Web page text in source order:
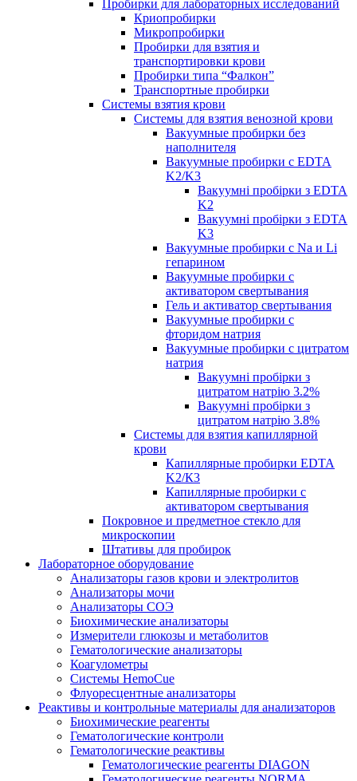
Пробирки для лабораторных исследований
Криопробирки
Микропробирки
Пробирки для взятия и
транспортировки крови
Пробирки типа “Фалкон”
Транспортные пробирки
Системы взятия крови
Системы для взятия венозной крови
Вакуумные пробирки без
наполнителя
Вакуумные пробирки с EDTA
K2/K3
Вакуумні пробірки з EDTA
K2
Вакуумні пробірки з EDTA
K3
Вакуумные пробирки с Na и Li
гепарином
Вакуумные пробирки с
активатором свертывания
Гель и активатор свертывания
Вакуумные пробирки с
фторидом натрия
Вакуумные пробирки с цитратом
натрия
Вакуумні пробірки з
цитратом натрію 3.2%
Вакуумні пробірки з
цитратом натрію 3.8%
Системы для взятия капиллярной
крови
Капиллярные пробирки EDTA
K2/К3
Капиллярные пробирки с
активатором свертывания
Покровное и предметное стекло для
микроскопии
Штативы для пробирок
Лабораторное оборудование
Анализаторы газов крови и электролитов
Анализаторы мочи
Анализаторы СОЭ
Биохимические анализаторы
Измерители глюкозы и метаболитов
Гематологические анализаторы
Коагулометры
Системы HemoCue
Флуоресцентные анализаторы
Реактивы и контрольные материалы для анализаторов
Биохимические реагенты
Гематологические контроли
Гематологические реактивы
Гематологические реагенты DIAGON